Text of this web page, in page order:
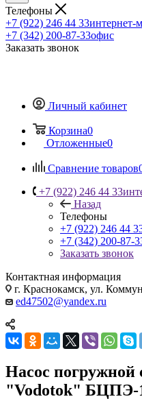
Телефоны
+7 (922) 246 44 33интернет-
+7 (342) 200-87-33офис
Заказать звонок
Личный кабинет
Корзина0
Отложенные0
Сравнение товаров
+7 (922) 246 44 33
Назад
Телефоны
+7 (922) 246 44
+7 (342) 200-87-
Заказать звонок
Контактная информация
г. Краснокамск, ул.
ed47502@yandex.ru
Насос
"Vodotok" БЦПЭ-